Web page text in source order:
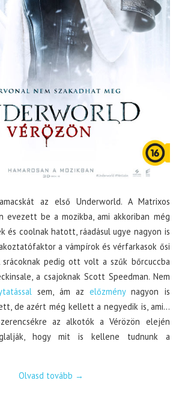
az első Underworld. A Matrixos
evezett be a mozikba, ami akkoriban még
és coolnak hatott, ráadásul ugye nagyon is
a vámpírok és vérfarkasok ősi
srácoknak pedig ott volt a szűk bőrcuccba
a csajoknak Scott Speedman. Nem
sem, ám azelőzménynagyon is
de azért még kellett a negyedik is, ami…
az alkotók a Vérözön elején
hogy mit is kellene tudnunk a
Olvasd tovább →